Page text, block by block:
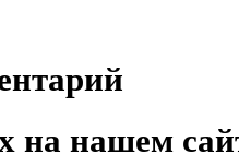
на нашем